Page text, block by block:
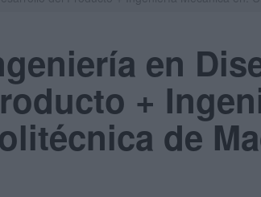
en
+
de